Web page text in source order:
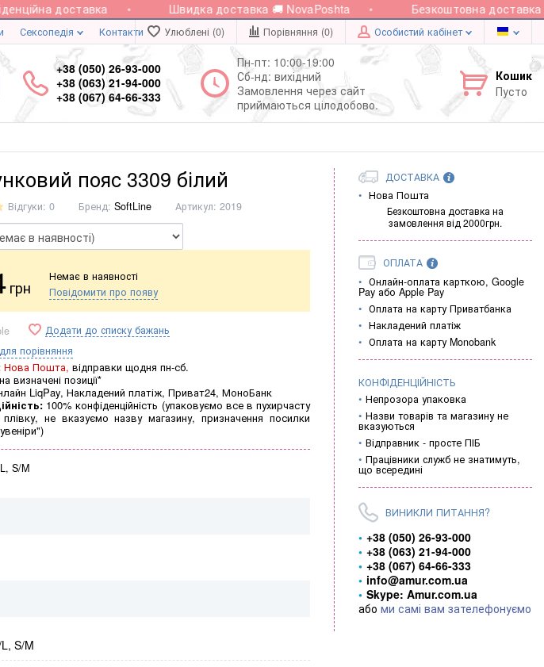
доставка Швидка доставка 🚚 NovaPoshta Безкоштовна доставка
Сексопедія Контакти Улюблені (0) Порівняння (0) Особистий кабінет
+38 (050) 26-93-000
+38 (063) 21-94-000
+38 (067) 64-66-333
Пн-пт: 10:00-19:00
Сб-нд: вихідний
Замовлення через сайт
приймаються цілодобово.
Кошик
Пусто
пояс 3309 білий
Відгуки: 0 Бренд: SoftLine Артикул: 2019
грн
Немає в наявності
Повідомити про появу
Додати до списку бажань
порівняння
Нова Пошта, відправки щодня пн-сб.
на визначені позиції*
LiqPay, Накладений платіж, Приват24, МоноБанк
100% конфіденційність (упаковуємо все в пухирчасту
не вказуємо назву магазину, призначення посилки
S/M
S/M
ДОСТАВКА
Нова Пошта
Безкоштовна доставка на
замовлення від 2000грн.
ОПЛАТА
Онлайн-оплата карткою, Google
Pay або Apple Pay
Оплата на карту Приватбанка
Накладений платіж
Оплата на карту Monobank
КОНФІДЕНЦІЙНІСТЬ
Непрозора упаковка
Назви товарів та магазину не
вказуються
Відправник - просте ПІБ
Працівники служб не знатимуть,
що всередині
ВИНИКЛИ ПИТАННЯ?
+38 (050) 26-93-000
+38 (063) 21-94-000
+38 (067) 64-66-333
info@amur.com.ua
Skype: Amur.com.ua
або ми самі вам зателефонуємо